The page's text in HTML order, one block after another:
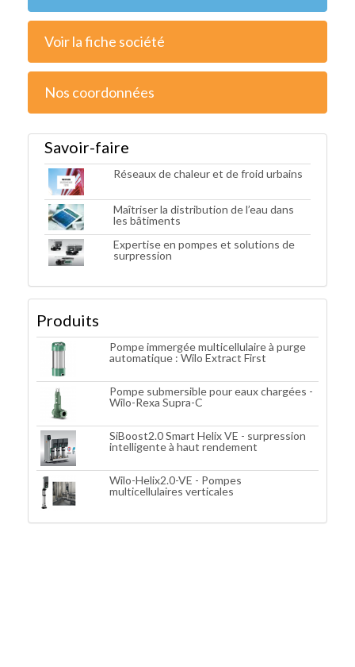
Voir la fiche société
Nos coordonnées
Savoir-faire
Réseaux de chaleur et de froid urbains
Maîtriser la distribution de l’eau dans
les bâtiments
Expertise en pompes et solutions de
surpression
Produits
Pompe immergée multicellulaire à purge
automatique : Wilo Extract First
Pompe submersible pour eaux chargées -
Wilo-Rexa Supra-C
SiBoost2.0 Smart Helix VE - surpression
intelligente à haut rendement
Wilo-Helix2.0-VE - Pompes
multicellulaires verticales